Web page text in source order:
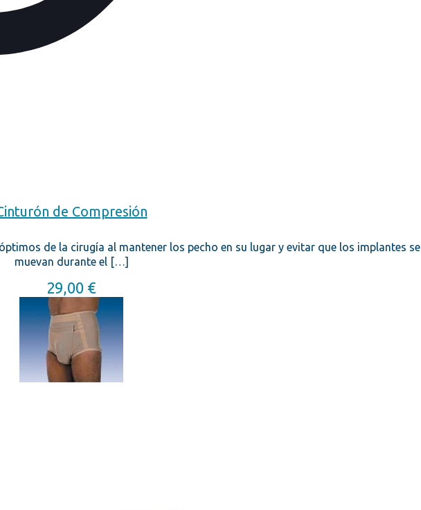
de Compresión
de la cirugía al mantener los pecho en su lugar y evitar que los implantes se
muevan durante el[…]
29,00 €